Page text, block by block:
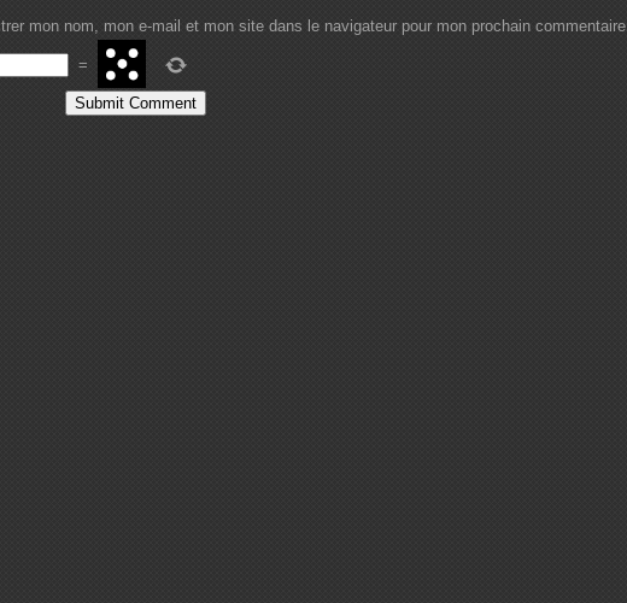
mon nom, mon e-mail et mon site dans le navigateur pour mon prochain commentaire.
=